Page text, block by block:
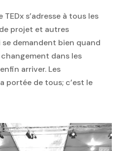
s’adresse à tous les
projet et autres
demandent bien quand
dans les
arriver. Les
portée de tous; c’est le